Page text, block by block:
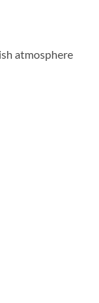
atmosphere